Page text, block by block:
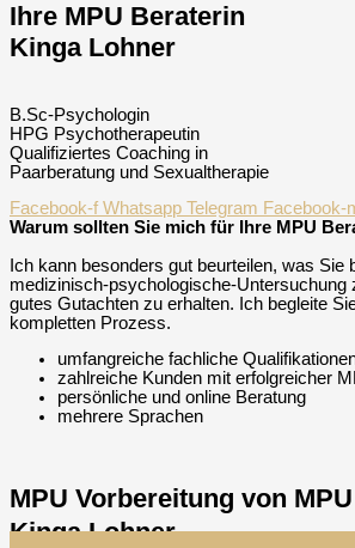
Ihre MPU Beraterin
Kinga Lohner
B.Sc-Psychologin
HPG Psychotherapeutin
Qualifiziertes Coaching in
Paarberatung und Sexualtherapie
Facebook-f Whatsapp Telegram Facebook-
Warum sollten Sie mich für Ihre MPU
Ich kann besonders gut beurteilen, was Sie
medizinisch-psychologische-Untersuchung
gutes Gutachten zu erhalten. Ich begleite
kompletten Prozess.
umfangreiche fachliche
zahlreiche Kunden mit erfolgreicher
persönliche und online Beratung
mehrere Sprachen
MPU Vorbereitung von
Kinga Lohner